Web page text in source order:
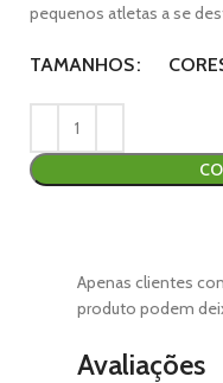
pequenos atletas a se
TAMANHOS
Avaliações
Apenas clientes
produto podem